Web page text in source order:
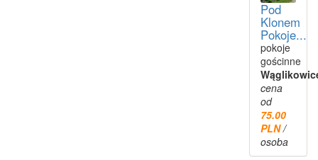
Pod
Klonem
Pokoje...
pokoje
gościnne
cena
od
75.00
PLN/
osoba